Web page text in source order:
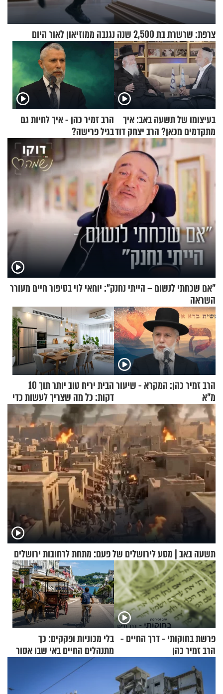
צרפת: שרשרת בת 2,500 שנה נגנבה ממוזיאון לאור היום
בעיצומו של תשעה באב: איך
מתקדמים מכאן? הרב יצחק דוד
גרוסמן בשיחה מיוחדת
הרב זמיר כהן - איך לחיות גם
בגיל פרישה?
"אם שכחתי לנשום – הייתי נחנק": יוחאי לוי בסיפור חיים מעורר
השראה
הרב זמיר כהן: המקרא - שיעור
מ"א
הבית יריח טוב יותר תוך 10
דקות: כל מה שצריך לעשות כדי
לרענן את הבית
תשעה באב | מסע לירושלים של פעם: מתחת לרחובות ירושלים
פרשת בחוקותי - דרך החיים -
הרב זמיר כהן
בלי מכוניות ופקקים: כך
מתנהלים החיים באי שבו אסור
לנהוג כבר יותר מ-120 שנה